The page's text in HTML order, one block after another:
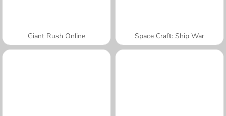
Giant Rush Online Space Craft: Ship War